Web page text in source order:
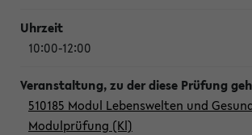
10:00-12:00
510185 Modul Lebenswelten und
Modulprüfung (Kl)